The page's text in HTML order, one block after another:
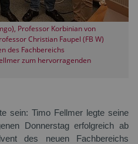
Professor Korbinian von
Christian Faupel (FB W)
des Fachbereichs
zum hervorragenden
sein: Timo Fellmer legte seine
Donnerstag erfolgreich ab
des neuen Fachbereichs